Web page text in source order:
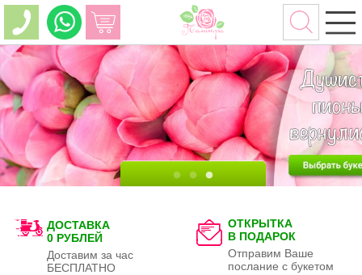
ДОСТАВКА
0 РУБЛЕЙ
Доставим за час
БЕСПЛАТНО
ОТКРЫТКА
В ПОДАРОК
Отправим Ваше
послание с букетом